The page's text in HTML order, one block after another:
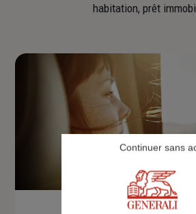
habitation, prêt
Devis assurance auto
Continuer sans